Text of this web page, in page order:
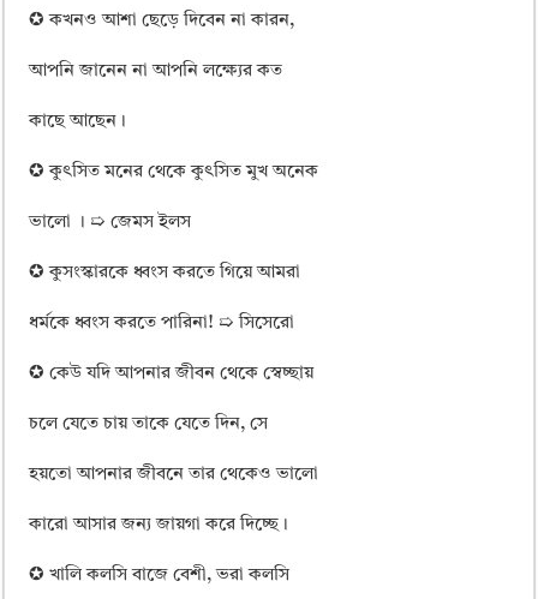
✪ কখনও আশা ছেড়ে দিবেন না কারন,
আপনি জানেন না আপনি লক্ষ্যের কত
কাছে আছেন।
✪ কুৎসিত মনের থেকে কুৎসিত মুখ অনেক
ভালো । ➯ জেমস ইলস
✪ কুসংস্কারকে ধ্বংস করতে গিয়ে আমরা
ধর্মকে ধ্বংস করতে পারিনা! ➯ সিসেরো
✪ কেউ যদি আপনার জীবন থেকে স্বেচ্ছায়
চলে যেতে চায় তাকে যেতে দিন, সে
হয়তো আপনার জীবনে তার থেকেও ভালো
কারো আসার জন্য জায়গা করে দিচ্ছে।
✪ খালি কলসি বাজে বেশী, ভরা কলসি